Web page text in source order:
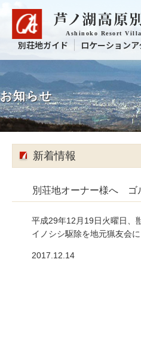
別荘地ガイド ロケーション
お知らせ
新着情報
別荘地オーナー様へ ゴ
平成29年12月19日火曜日、
イノシシ駆除を地元猟友会
2017.12.14